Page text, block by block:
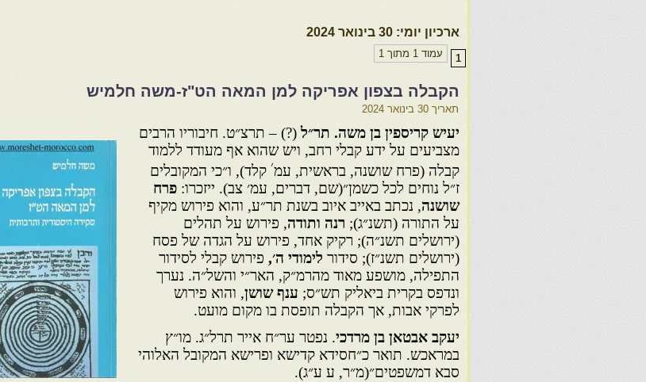
ארכיון יומי: 30 בינואר 2024
עמוד 1 מתוך 1 1
הקבלה בצפון אפריקה למן המאה הט"ז-משה חלמיש
תאריך 30 בינואר 2024
יעיש קריספין בן משה. תר״ל (?) – תרצ״ט. חיבוריו הרבים
מצביעים על ידע קבלי רחב, ויש שהוא אף מעודד ללמוד
קבלה (פרח שושנה, בראשית, עמ׳ קלד), ו״כי המקובלים
ז״ל נוחים לכל כשמן״(שם, דברים, עמ׳ צב). ייזכרו: פרח
שושנה, נכתב באייב איוב בשנת תר״ע, והוא פירוש מקיף
על התורה (תשנ״ג); רנה ותודה, פירוש על תהלים
(ירושלים תשנ״ה); רקיק אחד, פירוש על הגדה של פסח
(ירושלים תשנ״ז); סידור לימודי ה׳, פירוש קבלי לסידור
התפילה, מושפע מאוד מהרמ״ק, האר״י והשל״ה. נערך
ונדפס בקרית ביאליק תש״ס; ענף שושן, והוא פירוש
לפרקי אבות, אך הקבלה תופסת בו מקום מועט.
יעקב אבטאן בן מרדכי. נפטר ער״ח אייר תרל״ג. מו״ץ
במראכש. תואר כ״חסידא קדישא ופרישא המקובל האלוהי
סבא דמשפטים״(מ״ר, ע ע״ג).